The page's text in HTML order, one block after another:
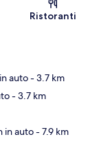
Ristoranti
auto- 3.7 km
- 3.7 km
in auto- 7.9 km